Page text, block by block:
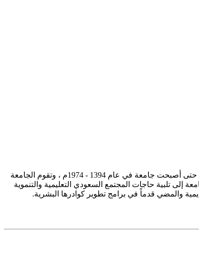
تأسست جامعة الإمام محمد بن سعود الإسلامية ممثلة في كلية الشريعة في سنة 1373هـ 1953م، وتطورت منذ ذلك الحين بصورة جذرية حتى أصبحت جامعة في عام 1394 - 1974م ، وتقوم الجامعة
إلى تلبية حاجات المجتمع السعودي التعليمية والتنموية
والمضي قدماً في برامج تطوير كوادرها البشرية.